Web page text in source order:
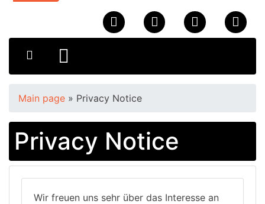
Main page » Privacy Notice
Privacy Notice
Wir freuen uns sehr über das Interesse an